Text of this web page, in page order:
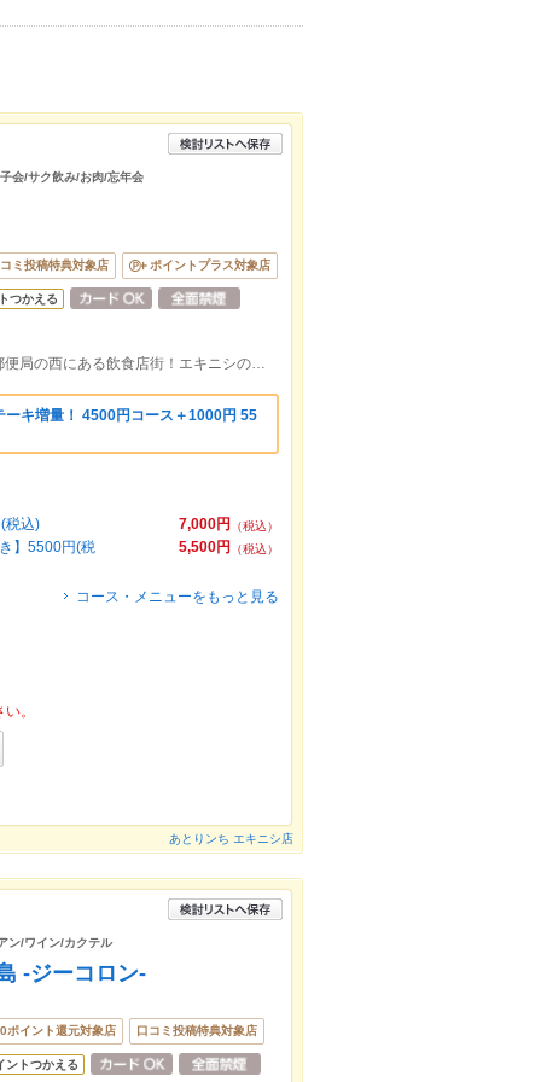
会/サク飲み/お肉/忘年会
ミ投稿特典対象店 ポイントプラス対象店
つかえる
話題の「エキニシ」！広島駅南口にある郵便局の西にある飲食店街！エキニシの２列目！
ーキ増量！ 4500円コース＋1000円 55
7,000円
（税込）
税込)
5,500円
（税込）
】5500円(税
コース・メニューをもっと見る
。
あとりンち エキニシ店
ン/ワイン/カクテル
-ジーコロン-
ポイント還元対象店 口コミ投稿特典対象店
ントつかえる